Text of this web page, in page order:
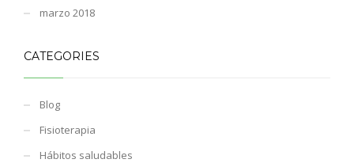
marzo 2018
CATEGORIES
Blog
Fisioterapia
Hábitos saludables